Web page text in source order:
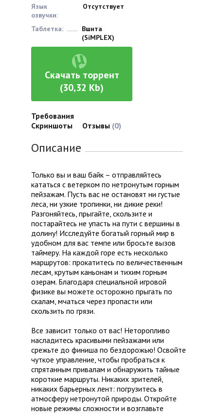
Язык
озвучки:
Отсутствует
Таблетка:
Вшита
(SiMPLEX)
Скачать торрент
(30,32 Kb)
Требования
Скриншоты
Отзывы (0)
Описание
Только вы и ваш байк – отправляйтесь
кататься с ветерком по нетронутым горным
пейзажам. Пусть вас не остановят ни густые
леса, ни узкие тропинки, ни дикие реки!
Разгоняйтесь, прыгайте, скользите и
постарайтесь не упасть на пути с вершины в
долину! Исследуйте богатый горный мир в
удобном для вас темпе или бросьте вызов
таймеру. На каждой горе есть несколько
маршрутов: прокатитесь по величественным
лесам, крутым каньонам и тихим горным
озерам. Благодаря специальной игровой
физике вы можете осторожно прыгать по
скалам, мчаться через пропасти или
скользить по грязи.
Все зависит только от вас! Неторопливо
насладитесь красивыми пейзажами или
срежьте до финиша по бездорожью! Освойте
чуткое управление, чтобы пробраться к
спрятанным привалам и обнаружить тайные
короткие маршруты. Никаких зрителей,
никаких барьерных лент: погрузитесь в
атмосферу нетронутой природы. Откройте
новые режимы сложности и возглавьте